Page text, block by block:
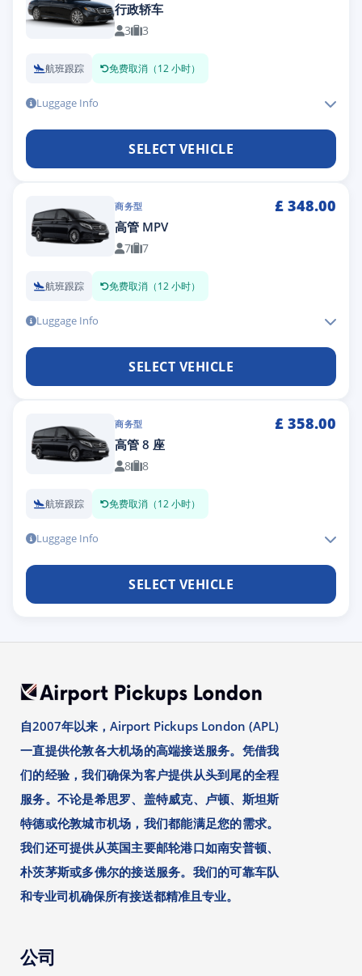
行政轿车
3 3
航班跟踪 免费取消（12 小时）
Luggage Info
SELECT VEHICLE
商务型 £ 348.00
高管 MPV
7 7
航班跟踪 免费取消（12 小时）
Luggage Info
SELECT VEHICLE
商务型 £ 358.00
高管 8 座
8 8
航班跟踪 免费取消（12 小时）
Luggage Info
SELECT VEHICLE
自2007年以来，Airport Pickups London (APL)
一直提供伦敦各大机场的高端接送服务。凭借我
们的经验，我们确保为客户提供从头到尾的全程
服务。不论是希思罗、盖特威克、卢顿、斯坦斯
特德或伦敦城市机场，我们都能满足您的需求。
我们还可提供从英国主要邮轮港口如南安普顿、
朴茨茅斯或多佛尔的接送服务。我们的可靠车队
和专业司机确保所有接送都精准且专业。
公司